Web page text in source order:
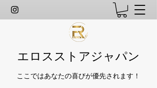
エロスストアジャパン
ここではあなたの喜びが優先されます！